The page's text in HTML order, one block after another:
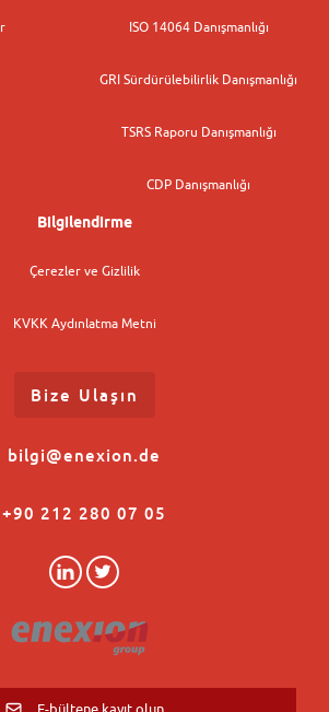
ISO 14064 Danışmanlığı
GRI Sürdürülebilirlik Danışmanlığı
TSRS Raporu Danışmanlığı
CDP Danışmanlığı
Bilgilendirme
Çerezler ve Gizlilik
KVKK Aydınlatma Metni
Bize Ulaşın
bilgi@enexion.de
+90 212 280 07 05